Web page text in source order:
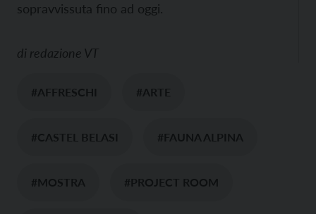
sopravvissuta fino ad oggi.
di redazione VT
#AFFRESCHI #ARTE
#CASTEL BELASI #FAUNA ALPINA
#MOSTRA #PROJECT ROOM